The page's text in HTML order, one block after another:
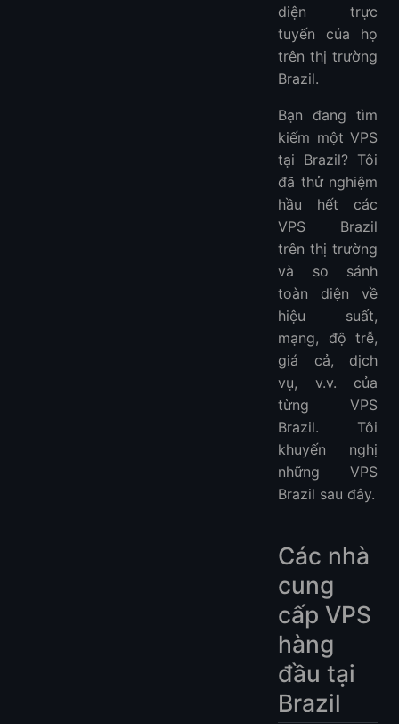
diện trực
tuyến của họ
trên thị trường
Brazil.
Bạn đang tìm
kiếm một VPS
tại Brazil? Tôi
đã thử nghiệm
hầu hết các
VPS Brazil
trên thị trường
và so sánh
toàn diện về
hiệu suất,
mạng, độ trễ,
giá cả, dịch
vụ, v.v. của
từng VPS
Brazil. Tôi
khuyến nghị
những VPS
Brazil sau đây.
Các nhà
cung
cấp VPS
hàng
đầu tại
Brazil